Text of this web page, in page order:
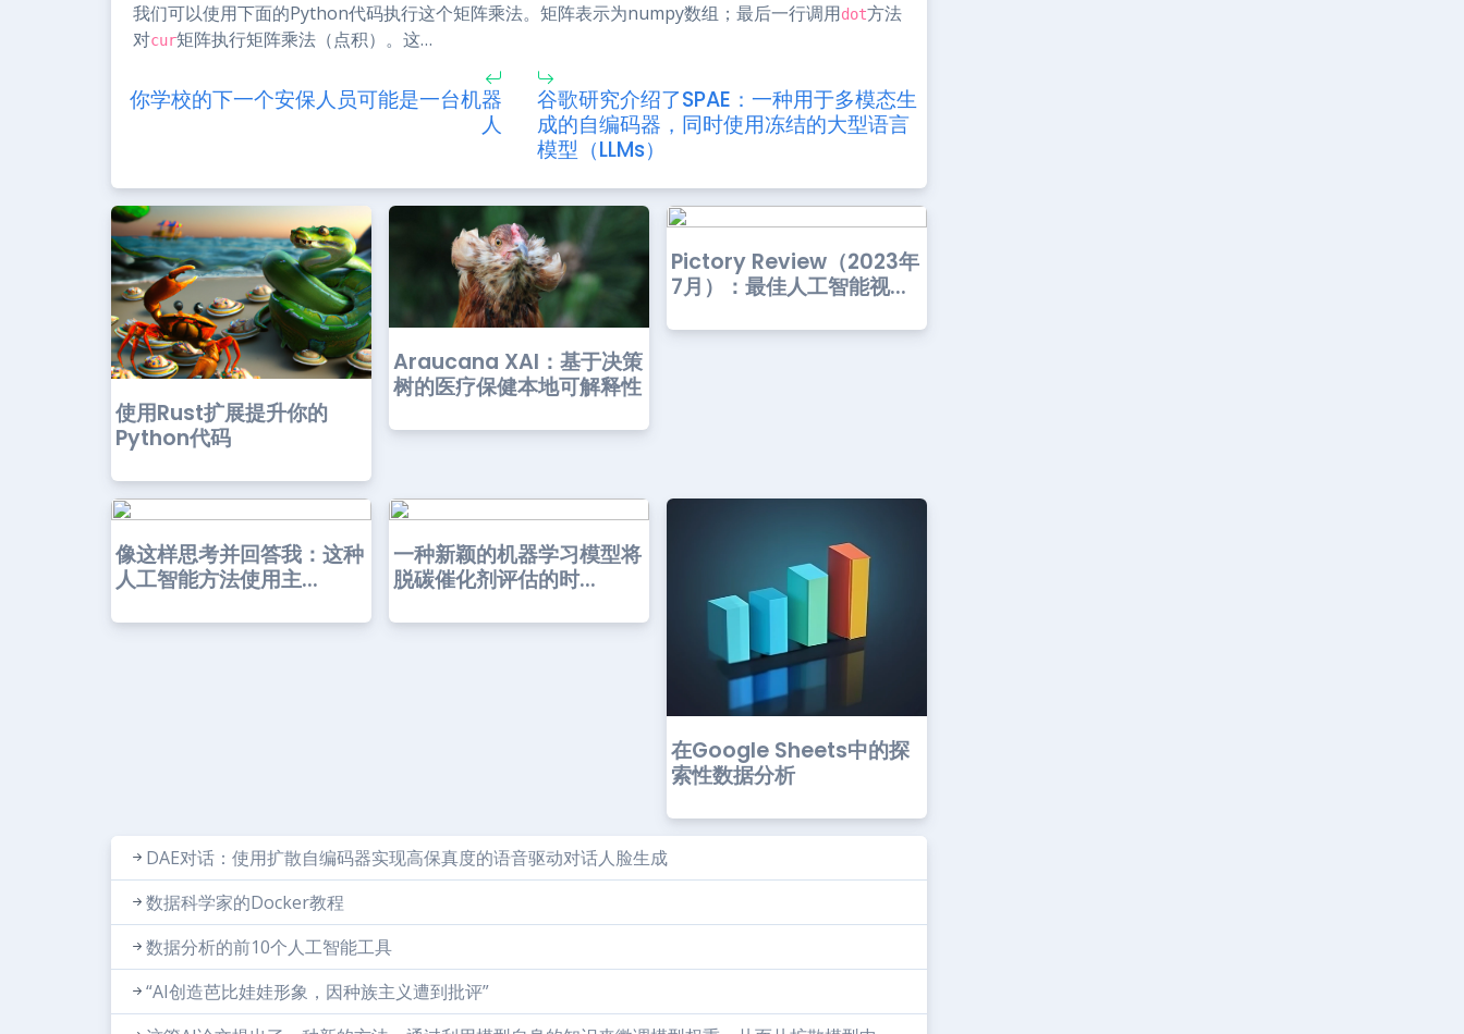
我们可以使用下面的Python代码执行这个矩阵乘法。矩阵表示为numpy数组；最后一行调用dot方法
对cur矩阵执行矩阵乘法（点积）。这…
你学校的下一个安保人员可能是一台机器
人
谷歌研究介绍了SPAE：一种用于多模态生
成的自编码器，同时使用冻结的大型语言
模型（LLMs）
使用Rust扩展提升你的
Python代码
Araucana XAI：基于决策
树的医疗保健本地可解释性
Pictory Review（2023年
7月）：最佳人工智能视...
像这样思考并回答我：这种
人工智能方法使用主...
一种新颖的机器学习模型将
脱碳催化剂评估的时...
在Google Sheets中的探
索性数据分析
DAE对话：使用扩散自编码器实现高保真度的语音驱动对话人脸生成
数据科学家的Docker教程
数据分析的前10个人工智能工具
“AI创造芭比娃娃形象，因种族主义遭到批评”